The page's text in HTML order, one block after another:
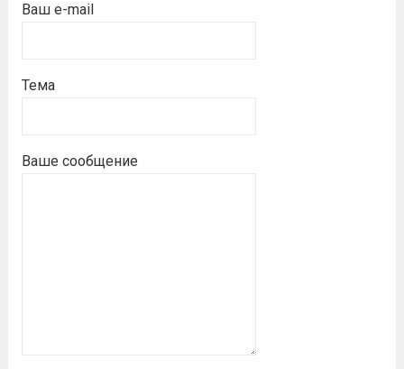
Ваш e-mail
Тема
Ваше сообщение